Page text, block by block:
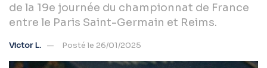
de la 19e journée du championnat de France
entre le Paris Saint-Germain et Reims.
Victor L. Posté le 26/01/2025